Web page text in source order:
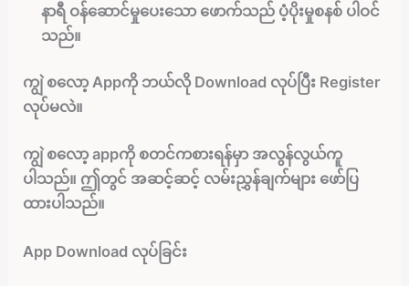
နာရီ ဝန်ဆောင်မှုပေးသော ဖောက်သည် ပံ့ပိုးမှုစနစ် ပါဝင်
သည်။
ကျွဲ စလော့ Appကို ဘယ်လို Download လုပ်ပြီး Register
လုပ်မလဲ။
ကျွဲ စလော့ appကို စတင်ကစားရန်မှာ အလွန်လွယ်ကူ
ပါသည်။ ဤတွင် အဆင့်ဆင့် လမ်းညွှန်ချက်များ ဖော်ပြ
ထားပါသည်။
App Download လုပ်ခြင်း